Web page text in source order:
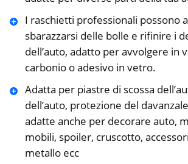
I raschietti professionali possono
sbarazzarsi delle bolle e rifinire i
dell’auto, adatto per avvolgere in
carbonio o adesivo in vetro.
Adatta per piastre di scossa
dell’auto, protezione del
adatte anche per decorare auto,
mobili, spoiler, cruscotto,
metallo ecc